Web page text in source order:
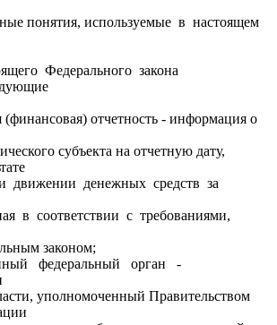
понятия, используемые в настоящем
Федерального закона
отчетность - информация о
субъекта на отчетную дату,
движении денежных средств за
в соответствии с требованиями,
законом;
федеральный орган -
уполномоченный Правительством